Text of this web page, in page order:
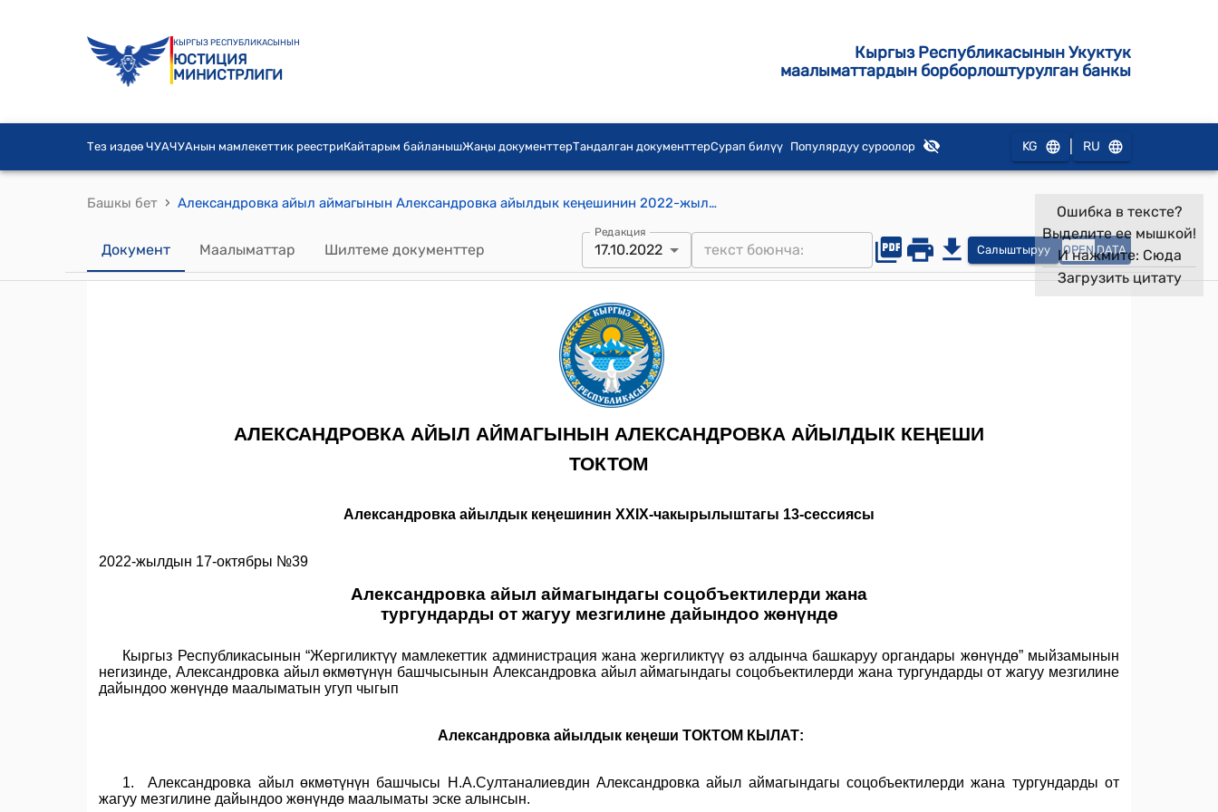
КЫРГЫЗ РЕСПУБЛИКАСЫНЫН
ЮСТИЦИЯ
МИНИСТРЛИГИ
Кыргыз Республикасынын Укуктук
маалыматтардын борборлоштурулган банкы
Тез издөө ЧУАЧУАнын мамлекеттик реестриКайтарым байланышЖаңы документтерТандалган документтерСурап билүү Популярдуу суроолор KG RU
Башкы бет › Александровка айыл аймагынын Александровка айылдык кеңешинин 2022-жылдын 17-октябрындагы № 39 "Александровка айыл аймагындагы соцобъектилерди жана тургундарды от жагуу мезгилине дайындоо жөнүндө" токтому
Документ Маалыматтар Шилтеме документтер
Редакция
17.10.2022 Салыштыруу OPEN DATA
Ошибка в тексте?
Выделите ее мышкой!
И нажмите: Сюда
Загрузить цитату